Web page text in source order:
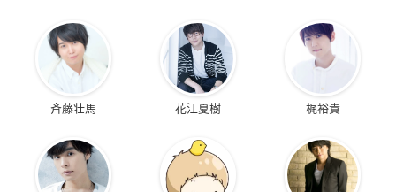
斉藤壮馬 花江夏樹 梶裕貴